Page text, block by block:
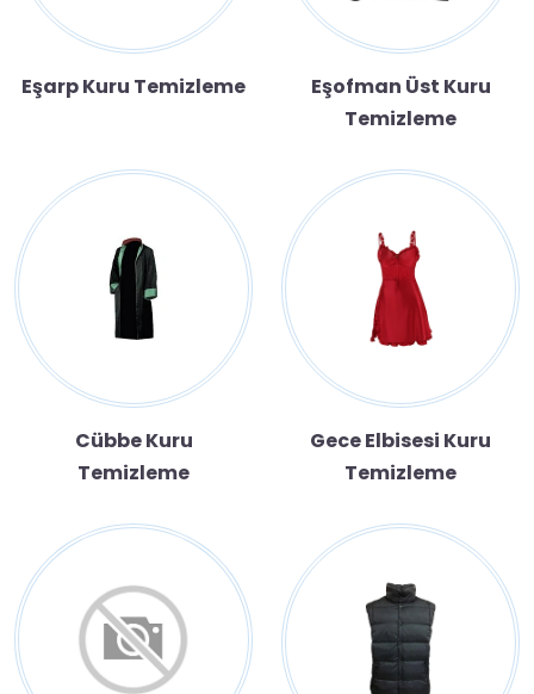
Eşarp Kuru Temizleme
Eşofman Üst Kuru
Temizleme
Cübbe Kuru
Temizleme
Gece Elbisesi Kuru
Temizleme